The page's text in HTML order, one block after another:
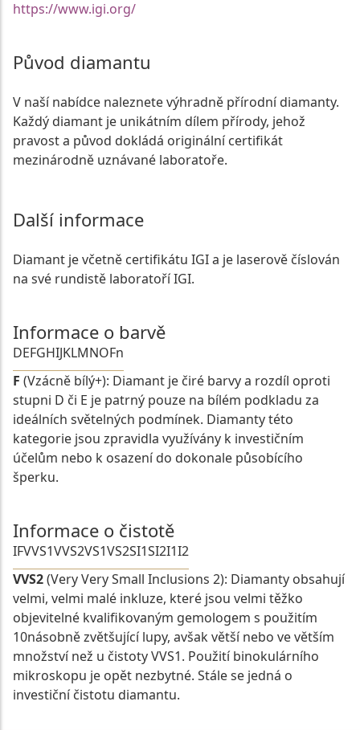
https://www.igi.org/
Původ diamantu
V naší nabídce naleznete výhradně přírodní diamanty.
Každý diamant je unikátním dílem přírody, jehož
pravost a původ dokládá originální certifikát
mezinárodně uznávané laboratoře.
Další informace
Diamant je včetně certifikátu IGI a je laserově číslován
na své rundistě laboratoří IGI.
Informace o barvě
DEFGHIJKLMNOFn
F (Vzácně bílý+): Diamant je čiré barvy a rozdíl oproti
stupni D či E je patrný pouze na bílém podkladu za
ideálních světelných podmínek. Diamanty této
kategorie jsou zpravidla využívány k investičním
účelům nebo k osazení do dokonale působícího
šperku.
Informace o čistotě
IFVVS1VVS2VS1VS2SI1SI2I1I2
VVS2(Very Very Small Inclusions 2): Diamanty obsahují
velmi, velmi malé inkluze, které jsou velmi těžko
objevitelné kvalifikovaným gemologem s použitím
10násobně zvětšující lupy, avšak větší nebo ve větším
množství než u čistoty VVS1. Použití binokulárního
mikroskopu je opět nezbytné. Stále se jedná o
investiční čistotu diamantu.